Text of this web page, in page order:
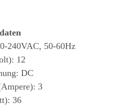
240VAC, 50-60Hz
12
DC
3
36